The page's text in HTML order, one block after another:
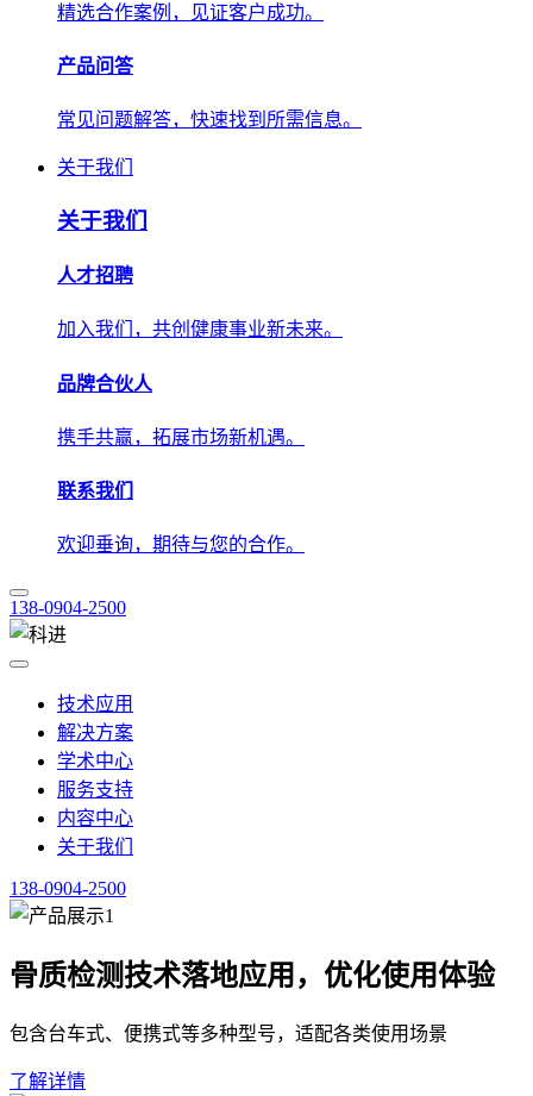
精选合作案例，见证客户成功。
产品问答
常见问题解答，快速找到所需信息。
关于我们
关于我们
人才招聘
加入我们，共创健康事业新未来。
品牌合伙人
携手共赢，拓展市场新机遇。
联系我们
欢迎垂询，期待与您的合作。
138-0904-2500
技术应用
解决方案
学术中心
服务支持
内容中心
关于我们
138-0904-2500
骨质检测技术落地应用，优化使用体验
包含台车式、便携式等多种型号，适配各类使用场景
了解详情